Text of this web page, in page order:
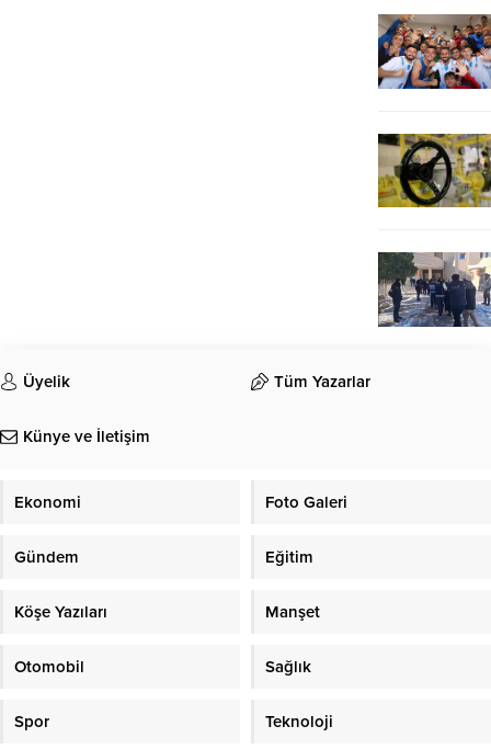
Üyelik Tüm Yazarlar
Künye ve İletişim
Ekonomi Foto Galeri
Gündem Eğitim
Köşe Yazıları Manşet
Otomobil Sağlık
Spor Teknoloji